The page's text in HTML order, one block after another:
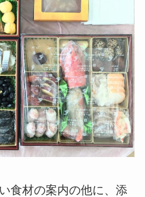
食材の案内の他に、添